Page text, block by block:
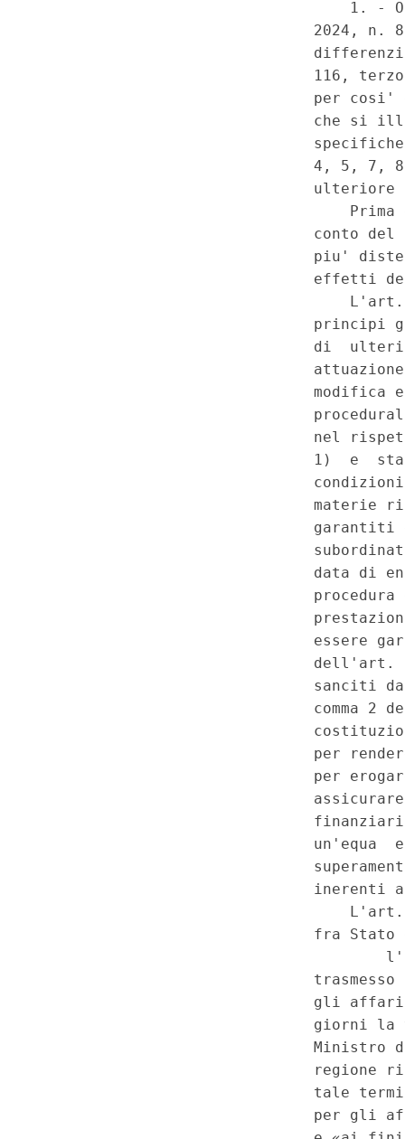
dell'autonomia differenziata
ordinario ai sensi dell'art.
Costituzione -
di materie in cui i LEP sono
determinazione e
monitoraggio dell'effettiva
LEP nelle Regioni che
subordine: Regioni -
dell'autonomia differenziata
ordinario ai sensi dell'art.
Costituzione - Delega al
LEP, per la definizione delle
operative per monitorare
Regione dell'erogazione dei
LEP con decreti del
In subordine: Regioni -
dell'autonomia differenziata
ordinario ai sensi dell'art.
Costituzione - Principi
finanziarie, umane e
funzioni oggetto di
tra Stato e Regione
delle funzioni attribuite
gettito di uno o piu' tributi
regionale nel rispetto
2009, nonche' di quanto
comma, della Costituzione -
Commissione paritetica
disciplinata dall'intesa
ricognizione
definiti e l'andamento del
per il finanziamento delle
invarianza finanziaria. In
per l'attuazione
a statuto ordinario ai sensi
della Costituzione -